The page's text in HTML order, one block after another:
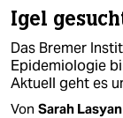
Igel
Das Bremer
Epidemiologie
Aktuell geht es
Von Sarah Lasyan